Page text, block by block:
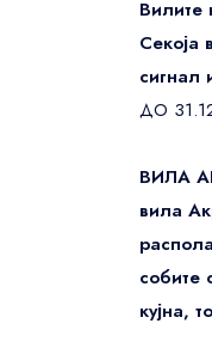
Вилите
Секоја
сигнал
ДО
ВИЛА
вила
собите
кујна,